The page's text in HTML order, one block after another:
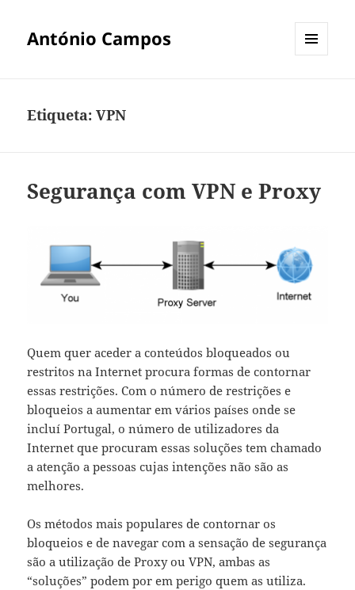
António Campos
Etiqueta:VPN
Segurança com VPN e Proxy
Quem quer aceder a conteúdos bloqueados ou
restritos na Internet procura formas de contornar
essas restrições. Com o número de restrições e
bloqueios a aumentar em vários países onde se
incluí Portugal, o número de utilizadores da
Internet que procuram essas soluções tem chamado
a atenção a pessoas cujas intenções não são as
melhores.
Os métodos mais populares de contornar os
bloqueios e de navegar com a sensação de segurança
são a utilização de Proxy ou VPN, ambas as
“soluções” podem por em perigo quem as utiliza.